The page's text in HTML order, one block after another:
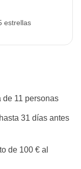
estrellas
de 11 personas
31 días antes
de 100 € al